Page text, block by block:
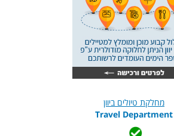
מחלקת טיולים ביוון
Travel Department